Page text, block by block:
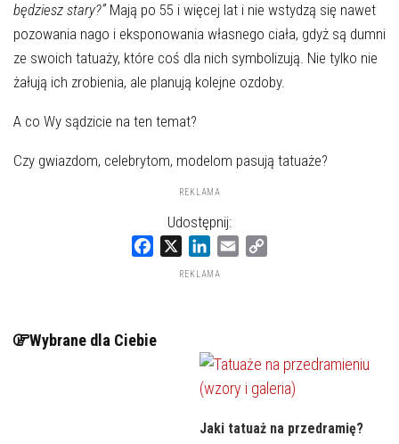
będziesz stary?”Mają po 55 i więcej lat i nie wstydzą się nawet
pozowania nago i eksponowania własnego ciała, gdyż są dumni
ze swoich tatuaży, które coś dla nich symbolizują. Nie tylko nie
żałują ich zrobienia, ale planują kolejne ozdoby.
A co Wy sądzicie na ten temat?
Czy gwiazdom, celebrytom, modelom pasują tatuaże?
REKLAMA
Udostępnij:
Facebook LinkedIn
REKLAMA
Wybrane dla Ciebie
Jaki tatuaż na przedramię?